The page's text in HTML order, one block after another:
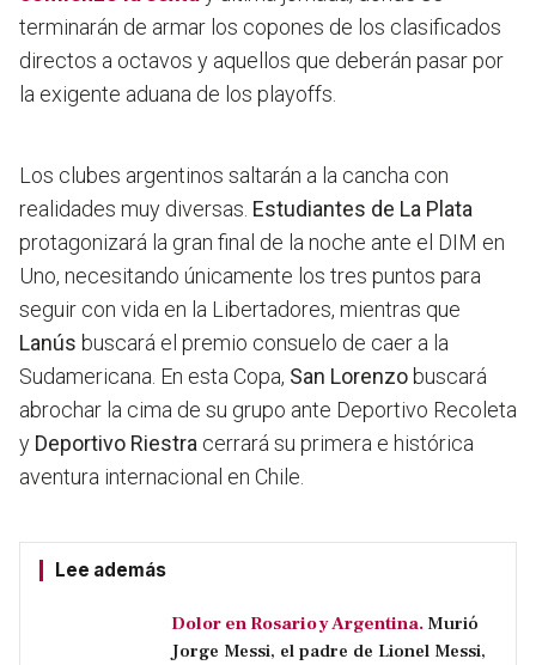
terminarán de armar los copones de los clasificados
directos a octavos y aquellos que deberán pasar por
la exigente aduana de los playoffs.
Los clubes argentinos saltarán a la cancha con
realidades muy diversas. Estudiantes de La Plata
protagonizará la gran final de la noche ante el DIM en
Uno, necesitando únicamente los tres puntos para
seguir con vida en la Libertadores, mientras que
Lanús buscará el premio consuelo de caer a la
Sudamericana. En esta Copa, San Lorenzo buscará
abrochar la cima de su grupo ante Deportivo Recoleta
y Deportivo Riestra cerrará su primera e histórica
aventura internacional en Chile.
Lee además
Dolor en Rosario y Argentina. Murió
Jorge Messi, el padre de Lionel Messi,